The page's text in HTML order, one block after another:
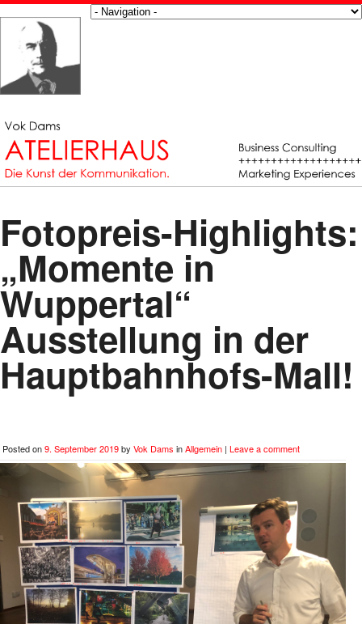
Fotopreis-Highlights:
„Momente in
Wuppertal“
Ausstellung in der
Hauptbahnhofs-Mall!
Posted on9. September 2019by Vok Dams inAllgemein | Leave a comment